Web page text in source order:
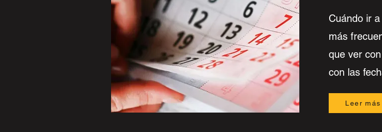
Cuándo ir
más
que ver
con las
Leer más